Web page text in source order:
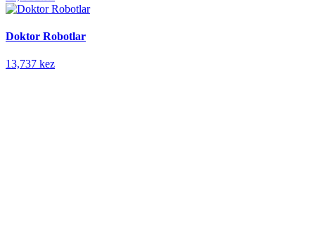
Doktor Robotlar
13,737 kez